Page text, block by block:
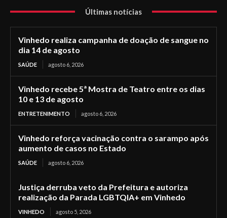
Últimas notícias
Vinhedo realiza campanha de doação de sangue no
dia 14 de agosto
SAÚDE agosto 6, 2026
Vinhedo recebe 5ª Mostra de Teatro entre os dias
10 e 13 de agosto
ENTRETENIMENTO agosto 6, 2026
Vinhedo reforça vacinação contra o sarampo após
aumento de casos no Estado
SAÚDE agosto 6, 2026
Justiça derruba veto da Prefeitura e autoriza
realização da Parada LGBTQIA+ em Vinhedo
VINHEDO agosto 5, 2026